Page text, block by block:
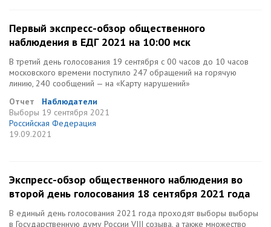
Первый экспресс-обзор общественного
наблюдения в ЕДГ 2021 на 10:00 мск
В третий день голосования 19 сентября с 00 часов до 10 часов
московского времени поступило 247 обращений на горячую
линию, 240 сообщений — на «Карту нарушений»
Отчет
Наблюдатели
Выборы 19 сентября 2021
Российская Федерация
19.09.2021
Экспресс-обзор общественного наблюдения во
второй день голосования 18 сентября 2021 года
В единый день голосования 2021 года проходят выборы выборы
в Государственную думу России VIII созыва, а также множество